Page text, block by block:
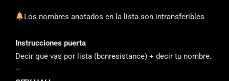
Los nombres anotados en la lista son intransferibles
Instrucciones puerta
Decir que vas por lista (bcnresistance) + decir tu nombre.
–